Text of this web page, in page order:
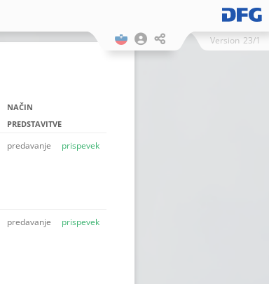
Version 23/1
NAČIN
PREDSTAVITVE
predavanje prispevek
predavanje prispevek